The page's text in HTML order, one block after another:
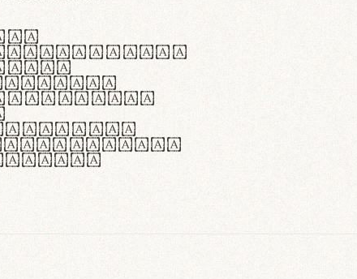
innovans
laoreet
morbi
netus et
turpis